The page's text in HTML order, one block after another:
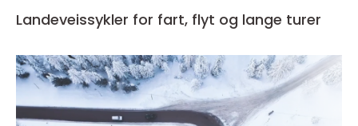
Landeveissykler for fart, flyt og lange turer